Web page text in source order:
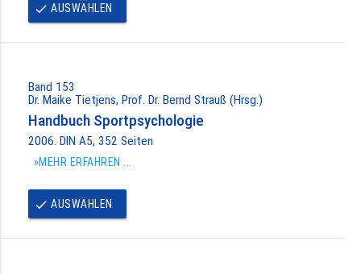
done AUSWÄHLEN
Band 153
Dr. Maike Tietjens, Prof. Dr. Bernd Strauß (Hrsg.)
Handbuch Sportpsychologie
2006. DIN A5, 352 Seiten
»MEHR ERFAHREN ...
done AUSWÄHLEN